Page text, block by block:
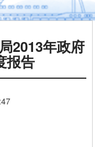
2013年政府
报告